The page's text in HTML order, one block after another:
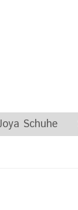
Schuhe
Schlafsystem